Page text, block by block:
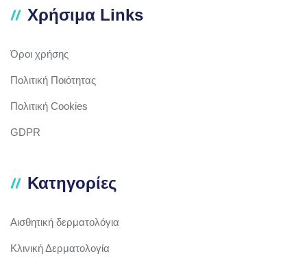
Χρήσιμα Links
Όροι χρήσης
Πολιτική Ποιότητας
Πολιτική Cookies
GDPR
Κατηγορίες
Αισθητική δερματολόγια
Κλινική Δερματολογία